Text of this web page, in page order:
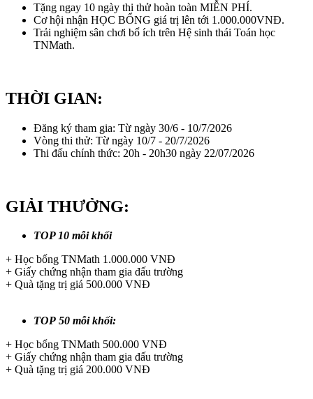
Tặng ngay 10 ngày thi thử hoàn toàn MIỄN PHÍ.
Cơ hội nhận HỌC BỔNG giá trị lên tới 1.000.000VNĐ.
Trải nghiệm sân chơi bổ ích trên Hệ sinh thái Toán học
TNMath.
THỜI GIAN:
Đăng ký tham gia: Từ ngày 30/6 - 10/7/2026
Vòng thi thử: Từ ngày 10/7 - 20/7/2026
Thi đấu chính thức: 20h - 20h30 ngày 22/07/2026
GIẢI THƯỞNG:
TOP 10 mỗi khối
+ Học bổng TNMath 1.000.000 VNĐ
+ Giấy chứng nhận tham gia đấu trường
+ Quà tặng trị giá 500.000 VNĐ
TOP 50 mỗi khối:
+ Học bổng TNMath 500.000 VNĐ
+ Giấy chứng nhận tham gia đấu trường
+ Quà tặng trị giá 200.000 VNĐ